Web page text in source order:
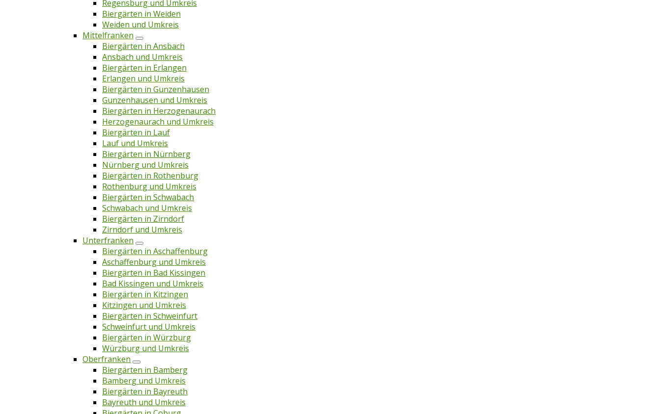
Regensburg und Umkreis
Biergärten in Weiden
Weiden und Umkreis
Mittelfranken
Biergärten in Ansbach
Ansbach und Umkreis
Biergärten in Erlangen
Erlangen und Umkreis
Biergärten in Gunzenhausen
Gunzenhausen und Umkreis
Biergärten in Herzogenaurach
Herzogenaurach und Umkreis
Biergärten in Lauf
Lauf und Umkreis
Biergärten in Nürnberg
Nürnberg und Umkreis
Biergärten in Rothenburg
Rothenburg und Umkreis
Biergärten in Schwabach
Schwabach und Umkreis
Biergärten in Zirndorf
Zirndorf und Umkreis
Unterfranken
Biergärten in Aschaffenburg
Aschaffenburg und Umkreis
Biergärten in Bad Kissingen
Bad Kissingen und Umkreis
Biergärten in Kitzingen
Kitzingen und Umkreis
Biergärten in Schweinfurt
Schweinfurt und Umkreis
Biergärten in Würzburg
Würzburg und Umkreis
Oberfranken
Biergärten in Bamberg
Bamberg und Umkreis
Biergärten in Bayreuth
Bayreuth und Umkreis